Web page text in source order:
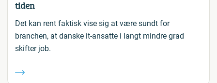
tiden
Det kan rent faktisk vise sig at være sundt for
branchen, at danske it-ansatte i langt mindre grad
skifter job.